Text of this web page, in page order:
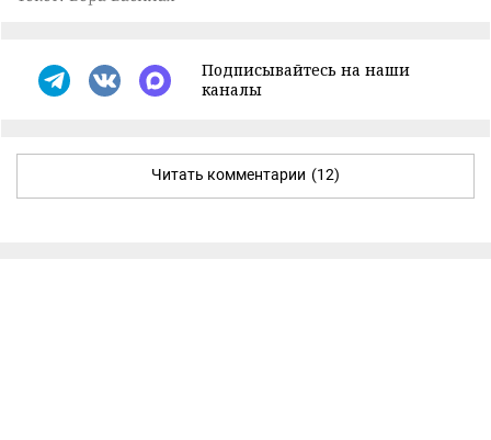
Подписывайтесь на наши
каналы
Читать комментарии (12)